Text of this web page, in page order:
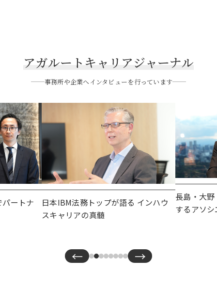
アガルートキャリアジャーナル
事務所や企業へインタビューを行っています
ートナ
日本IBM法務トップが語る インハウ
スキャリアの真髄
長島・大
するアソ
← →